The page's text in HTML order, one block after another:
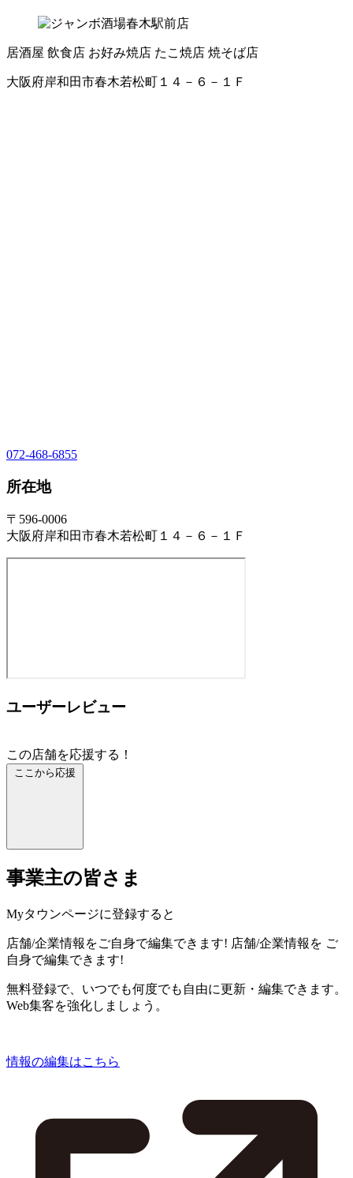
居酒屋 飲食店 お好み焼店 たこ焼店 焼そば店
大阪府岸和田市春木若松町１４－６－１Ｆ
072-468-6855
所在地
〒596-0006
大阪府岸和田市春木若松町１４－６－１Ｆ
ユーザーレビュー
この店舗を応援する！
ここから応援
事業主の皆さま
Myタウンページに登録すると
店舗/企業情報をご自身で編集できます! 店舗/企業情報を ご
自身で編集できます!
無料登録で、いつでも何度でも自由に更新・編集できます。
Web集客を強化しましょう。
情報の編集はこちら